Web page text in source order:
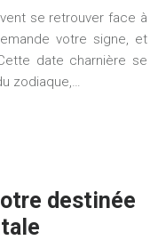
se retrouver face à
votre signe, et
date charnière se
zodiaque,…
destinée